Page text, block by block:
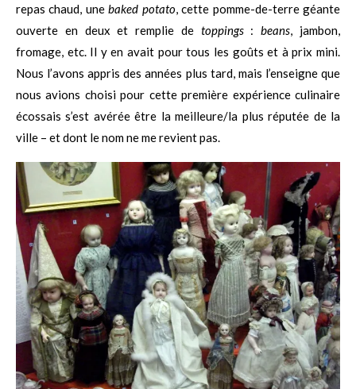
repas chaud, unebaked potato, cette pomme-de-terre géante
ouverte en deux et remplie de toppings:beans, jambon,
fromage, etc. Il y en avait pour tous les goûts et à prix mini.
Nous l’avons appris des années plus tard, mais l’enseigne que
nous avions choisi pour cette première expérience culinaire
écossais s’est avérée être la meilleure/la plus réputée de la
ville – et dont le nom ne me revient pas.